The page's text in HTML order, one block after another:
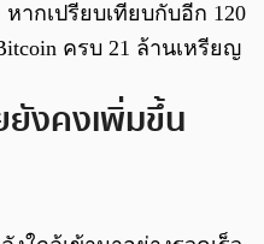
ากเปรียบเทียบกับอีก 120
ครบ 21 ล้านเหรียญ
ยังคงเพิ่มขึ้น